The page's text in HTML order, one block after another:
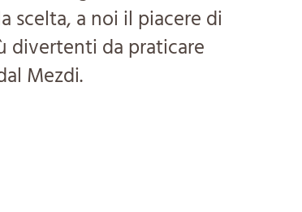
scelta, a noi il piacere di
divertenti da praticare
Mezdi.